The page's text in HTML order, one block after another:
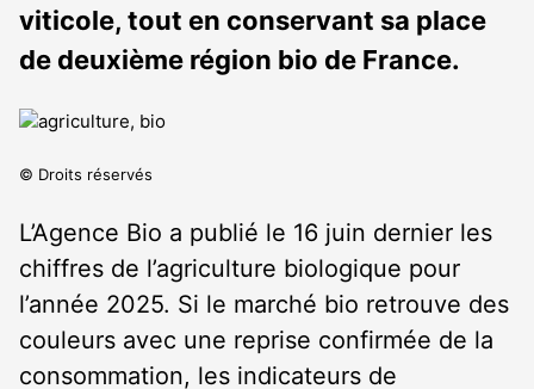
viticole, tout en conservant sa place
de deuxième région bio de France.
© Droits réservés
L’Agence Bio a publié le 16 juin dernier les
chiffres de l’agriculture biologique pour
l’année 2025. Si le marché bio retrouve des
couleurs avec une reprise confirmée de la
consommation, les indicateurs de